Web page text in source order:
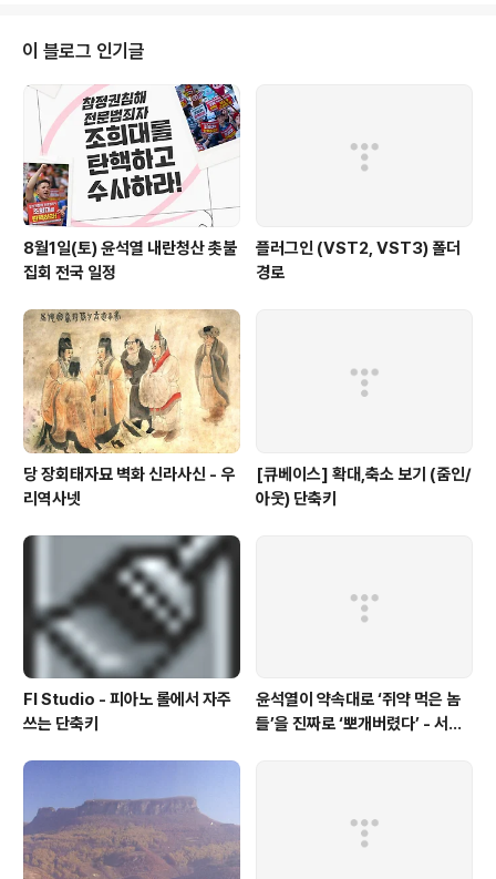
통령이 이를 받아들이지 않을 시, 탄핵 절차에 돌입하겠다는 공식 선언이다. "김
용현·이상민 책임 추궁"... ..
이 블로그 인기글
8월1일(토) 윤석열 내란청산 촛불
집회 전국 일정
플러그인 (VST2, VST3) 폴더
경로
당 장회태자묘 벽화 신라사신 - 우
리역사넷
[큐베이스] 확대,축소 보기 (줌인/
아웃) 단축키
Fl Studio - 피아노 롤에서 자주
쓰는 단축키
윤석열이 약속대로 ‘쥐약 먹은 놈
들’을 진짜로 ‘뽀개버렸다’ - 서울